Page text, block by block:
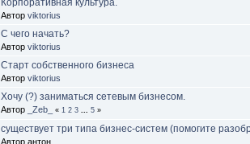
Автор viktorius
С чего начать?
Автор viktorius
Старт собственного бизнеса
Автор viktorius
Хочу (?) заниматься сетевым бизнесом.
Автор _Zeb_ « 1 2 3 5 »
существует три типа бизнес-систем (помогите
Автор антон